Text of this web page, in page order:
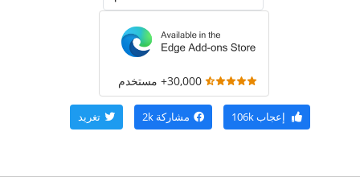
30,000+ مستخدم
إعجاب106k مشاركة 2k تغريد